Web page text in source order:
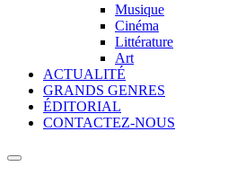
Musique
Cinéma
Littérature
Art
ACTUALITÉ
GRANDS GENRES
ÉDITORIAL
CONTACTEZ-NOUS